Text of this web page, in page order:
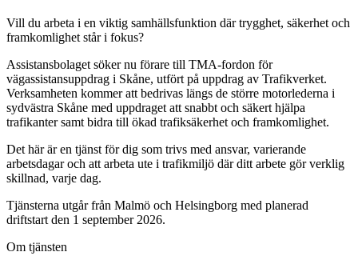
Vill du arbeta i en viktig samhällsfunktion där trygghet, säkerhet och
framkomlighet står i fokus?
Assistansbolaget söker nu förare till TMA-fordon för
vägassistansuppdrag i Skåne, utfört på uppdrag av Trafikverket.
Verksamheten kommer att bedrivas längs de större motorlederna i
sydvästra Skåne med uppdraget att snabbt och säkert hjälpa
trafikanter samt bidra till ökad trafiksäkerhet och framkomlighet.
Det här är en tjänst för dig som trivs med ansvar, varierande
arbetsdagar och att arbeta ute i trafikmiljö där ditt arbete gör verklig
skillnad, varje dag.
Tjänsterna utgår från Malmö och Helsingborg med planerad
driftstart den 1 september 2026.
Om tjänsten